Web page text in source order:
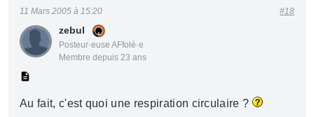
zebul
Posteur·euse AFfolé·e
Membre depuis 23 ans
11 Mars 2005 à 15:20 #18
Au fait, c'est quoi une respiration circulaire ?